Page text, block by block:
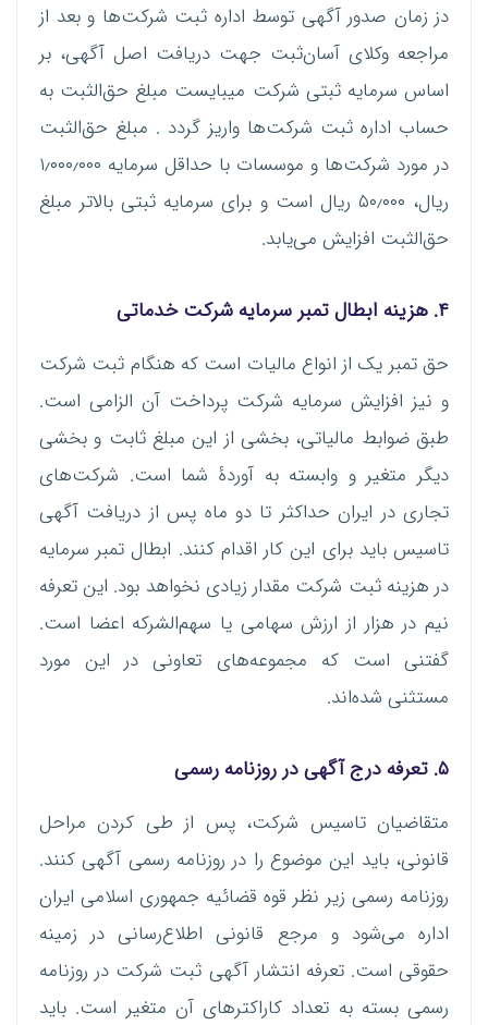
دز زمان صدور آگهی توسط اداره ثبت شرکت‌ها و بعد از
مراجعه وکلای آسان‌ثبت جهت دریافت اصل آگهی، بر
اساس سرمایه ثبتی شرکت میبایست مبلغ حق‌الثبت به
حساب اداره ثبت شرکت‌ها واریز گردد . مبلغ حق‌الثبت
در مورد شرکت‌ها و موسسات با حداقل سرمایه ۱٫۰۰۰٫۰۰۰
ریال، ۵۰٫۰۰۰ ریال است و برای سرمایه ثبتی بالاتر مبلغ
حق‌الثبت افزایش می‌یابد.
۴. هزینه ابطال تمبر سرمایه شرکت خدماتی
حق تمبر یک از انواع مالیات است که هنگام ثبت شرکت
و نیز افزایش سرمایه شرکت پرداخت آن الزامی است.
طبق ضوابط مالیاتی، بخشی از این مبلغ ثابت و بخشی
دیگر متغیر و وابسته به آوردۀ شما است. شرکت‌های
تجاری در ایران حداکثر تا دو ماه پس از دریافت آگهی
تاسیس باید برای این کار اقدام کنند. ابطال تمبر سرمایه
در هزینه ثبت شرکت مقدار زیادی نخواهد بود. این تعرفه
نیم در هزار از ارزش سهامی یا سهم‌الشرکه اعضا است.
گفتنی است که مجموعه‌های تعاونی در این مورد
مستثنی شده‌اند.
۵. تعرفه درج آگهی در روزنامه رسمی
متقاضیان تاسیس شرکت، پس از طی کردن مراحل
قانونی، باید این موضوع را در روزنامه رسمی آگهی کنند.
روزنامه رسمی زیر نظر قوه قضائیه جمهوری اسلامی ایران
اداره می‌شود و مرجع قانونی اطلاع‌رسانی در زمینه
حقوقی است. تعرفه انتشار آگهی ثبت شرکت در روزنامه
رسمی بسته به تعداد کاراکترهای آن متغیر است. باید